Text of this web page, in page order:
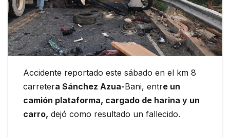
Accidente reportado este sábado en el km 8
carretera Sánchez Azua-Bani, entre un
camión plataforma, cargado de harina y un
carro, dejó como resultado un fallecido.